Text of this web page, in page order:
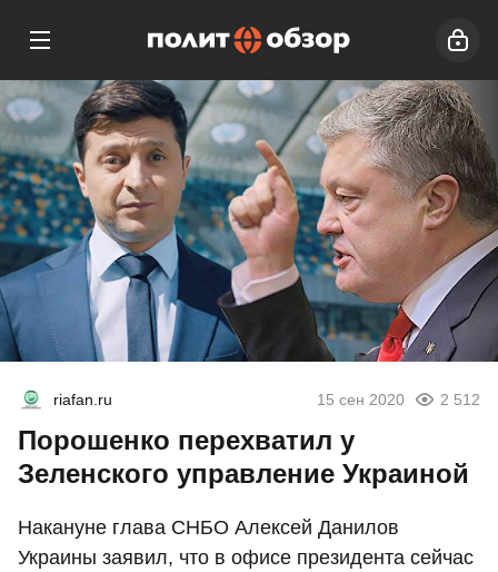
riafan.ru 15 сен 2020 2 512
Порошенко перехватил у
Зеленского управление Украиной
Накануне глава СНБО Алексей Данилов
Украины заявил, что в офисе президента сейчас